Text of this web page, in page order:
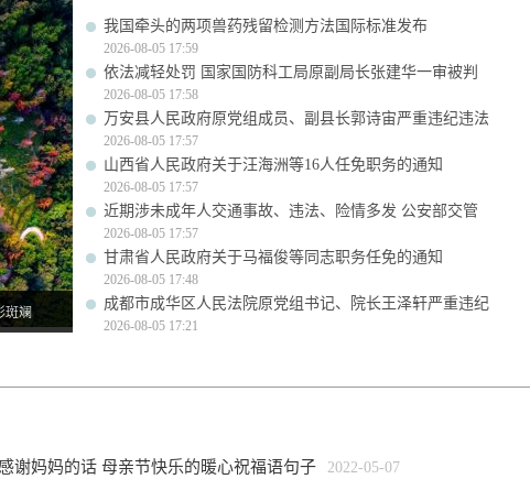
斑斓
我国牵头的两项兽药残留检测方法国际标准发布
2026-08-05 17:59
依法减轻处罚 国家国防科工局原副局长张建华一审被判
2026-08-05 17:58
万安县人民政府原党组成员、副县长郭诗宙严重违纪违法
2026-08-05 17:57
山西省人民政府关于汪海洲等16人任免职务的通知
2026-08-05 17:57
近期涉未成年人交通事故、违法、险情多发 公安部交管
2026-08-05 17:57
甘肃省人民政府关于马福俊等同志职务任免的通知
2026-08-05 17:48
成都市成华区人民法院原党组书记、院长王泽轩严重违纪
2026-08-05 17:21
谢妈妈的话 母亲节快乐的暖心祝福语句子 2022-05-07